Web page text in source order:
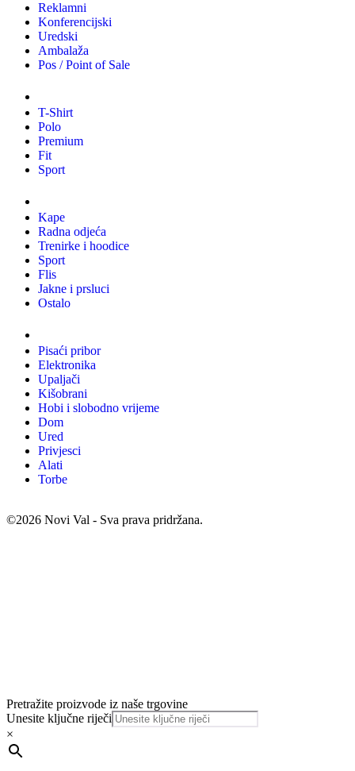
Reklamni
Konferencijski
Uredski
Ambalaža
Pos / Point of Sale
T-Shirt
Polo
Premium
Fit
Sport
Kape
Radna odjeća
Trenirke i hoodice
Sport
Flis
Jakne i prsluci
Ostalo
Pisaći pribor
Elektronika
Upaljači
Kišobrani
Hobi i slobodno vrijeme
Dom
Ured
Privjesci
Alati
Torbe
©2026 Novi Val - Sva prava pridržana.
Pretražite proizvode iz naše trgovine
Unesite ključne riječi
×